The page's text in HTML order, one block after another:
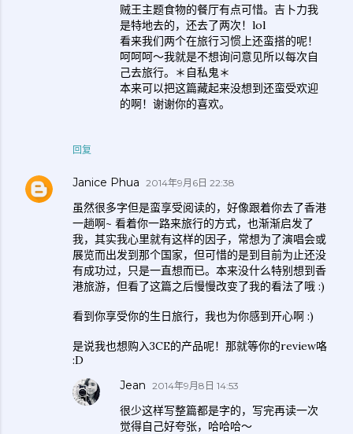
回复
贼王主题食物的餐厅有点可惜。吉卜力我
是特地去的，还去了两次！lol
看来我们两个在旅行习惯上还蛮搭的呢！
呵呵呵～我就是不想询问意见所以每次自
己去旅行。＊自私鬼＊
本来可以把这篇藏起来没想到还蛮受欢迎
的啊！谢谢你的喜欢。
Janice Phua 2014年9月6日 22:38
虽然很多字但是蛮享受阅读的，好像跟着你去了香港
一趟啊~ 看着你一路来旅行的方式，也渐渐启发了
我，其实我心里就有这样的因子，常想为了演唱会或
展览而出发到那个国家，但可惜的是到目前为止还没
有成功过，只是一直想而已。本来没什么特别想到香
港旅游，但看了这篇之后慢慢改变了我的看法了哦 :)
看到你享受你的生日旅行，我也为你感到开心啊 :)
是说我也想购入3CE的产品呢！那就等你的review咯
:D
Jean 2014年9月8日 14:53
很少这样写整篇都是字的，写完再读一次
觉得自己好夸张，哈哈哈～